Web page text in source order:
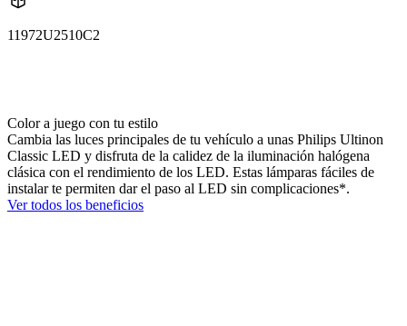
11972U2510C2
Color a juego con tu estilo
Cambia las luces principales de tu vehículo a unas Philips Ultinon
Classic LED y disfruta de la calidez de la iluminación halógena
clásica con el rendimiento de los LED. Estas lámparas fáciles de
instalar te permiten dar el paso al LED sin complicaciones*.
Ver todos los beneficios